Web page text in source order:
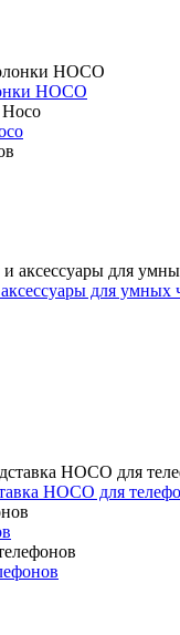
HOCO
для умных
HOCO для